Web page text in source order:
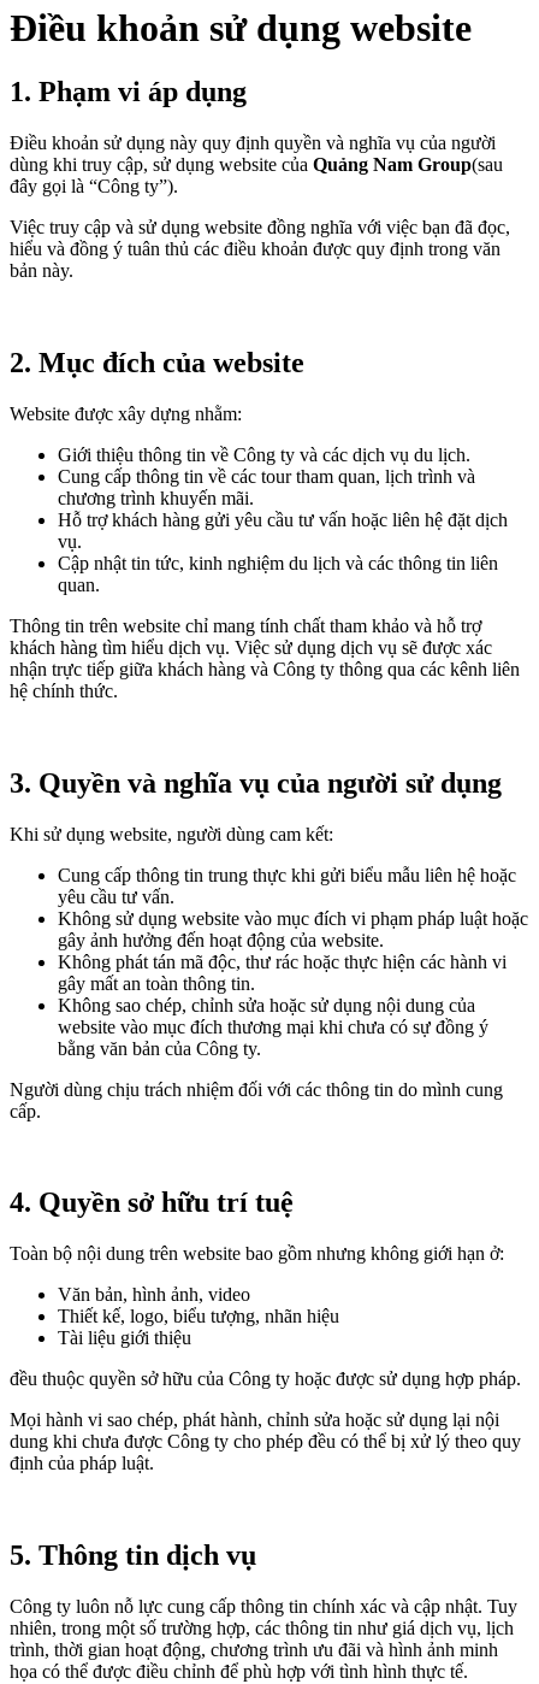
Điều khoản sử dụng website
1. Phạm vi áp dụng
Điều khoản sử dụng này quy định quyền và nghĩa vụ của người
dùng khi truy cập, sử dụng website của Quảng Nam Group(sau
đây gọi là “Công ty”).
Việc truy cập và sử dụng website đồng nghĩa với việc bạn đã đọc,
hiểu và đồng ý tuân thủ các điều khoản được quy định trong văn
bản này.
2. Mục đích của website
Website được xây dựng nhằm:
Giới thiệu thông tin về Công ty và các dịch vụ du lịch.
Cung cấp thông tin về các tour tham quan, lịch trình và
chương trình khuyến mãi.
Hỗ trợ khách hàng gửi yêu cầu tư vấn hoặc liên hệ đặt dịch
vụ.
Cập nhật tin tức, kinh nghiệm du lịch và các thông tin liên
quan.
Thông tin trên website chỉ mang tính chất tham khảo và hỗ trợ
khách hàng tìm hiểu dịch vụ. Việc sử dụng dịch vụ sẽ được xác
nhận trực tiếp giữa khách hàng và Công ty thông qua các kênh liên
hệ chính thức.
3. Quyền và nghĩa vụ của người sử dụng
Khi sử dụng website, người dùng cam kết:
Cung cấp thông tin trung thực khi gửi biểu mẫu liên hệ hoặc
yêu cầu tư vấn.
Không sử dụng website vào mục đích vi phạm pháp luật hoặc
gây ảnh hưởng đến hoạt động của website.
Không phát tán mã độc, thư rác hoặc thực hiện các hành vi
gây mất an toàn thông tin.
Không sao chép, chỉnh sửa hoặc sử dụng nội dung của
website vào mục đích thương mại khi chưa có sự đồng ý
bằng văn bản của Công ty.
Người dùng chịu trách nhiệm đối với các thông tin do mình cung
cấp.
4. Quyền sở hữu trí tuệ
Toàn bộ nội dung trên website bao gồm nhưng không giới hạn ở:
Văn bản, hình ảnh, video
Thiết kế, logo, biểu tượng, nhãn hiệu
Tài liệu giới thiệu
đều thuộc quyền sở hữu của Công ty hoặc được sử dụng hợp pháp.
Mọi hành vi sao chép, phát hành, chỉnh sửa hoặc sử dụng lại nội
dung khi chưa được Công ty cho phép đều có thể bị xử lý theo quy
định của pháp luật.
5. Thông tin dịch vụ
Công ty luôn nỗ lực cung cấp thông tin chính xác và cập nhật. Tuy
nhiên, trong một số trường hợp, các thông tin như giá dịch vụ, lịch
trình, thời gian hoạt động, chương trình ưu đãi và hình ảnh minh
họa có thể được điều chỉnh để phù hợp với tình hình thực tế.